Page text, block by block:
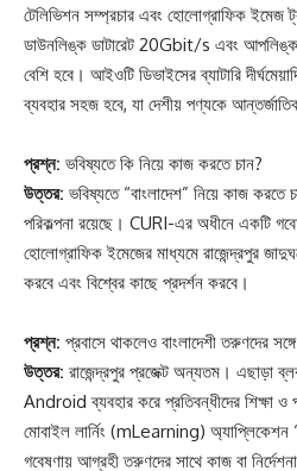
টেলিভিশন সম্প্রচার এবং হোলোগ্রাফিক ইমেজ
ডাউনলিঙ্ক ডাটারেট 20Gbit/s এবং আপলিঙ্ক
বেশি হবে। আইওটি ডিভাইসের ব্যাটারি
ব্যবহার সহজ হবে, যা দেশীয় পণ্যকে
প্রশ্ন: ভবিষ্যতে কি নিয়ে কাজ করতে চান?
উত্তর: ভবিষ্যতে “বাংলাদেশ” নিয়ে কাজ
পরিকল্পনা রয়েছে। CURI-এর অধীনে একটি
হোলোগ্রাফিক ইমেজের মাধ্যমে রাজেন্দ্রপুর
করবে এবং বিশ্বের কাছে প্রদর্শন করবে।
প্রশ্ন: প্রবাসে থাকলেও বাংলাদেশী তরুণদের
উত্তর: রাজেন্দ্রপুর প্রজেক্ট অন্যতম। এছাড়া
Android ব্যবহার করে প্রতিবন্ধীদের শিক্ষা ও
মোবাইল লার্নিং (mLearning) অ্যাপ্লিকেশন
গবেষণায় আগ্রহী তরুণদের সাথে কাজ বা